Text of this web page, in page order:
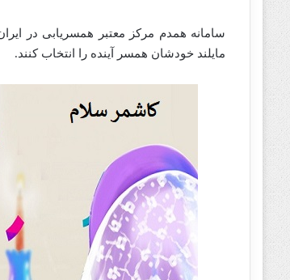
سامانه همدم مرکز معتبر همسریابی در
مایلند خودشان همسر آینده را انتخاب کنند.